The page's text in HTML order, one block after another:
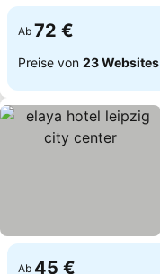
Ab 72 €
Preise von 23 Websites
Ab 45 €